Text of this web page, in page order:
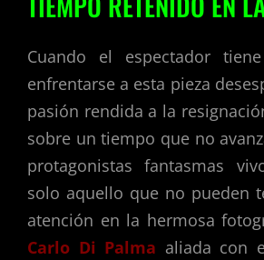
Cuando el espectador
enfrentarse a esta pieza
pasión rendida a la
sobre un tiempo que no
protagonistas fantasmas
solo aquello que no pueden
atención en la hermosa
Carlo Di Palma aliada con